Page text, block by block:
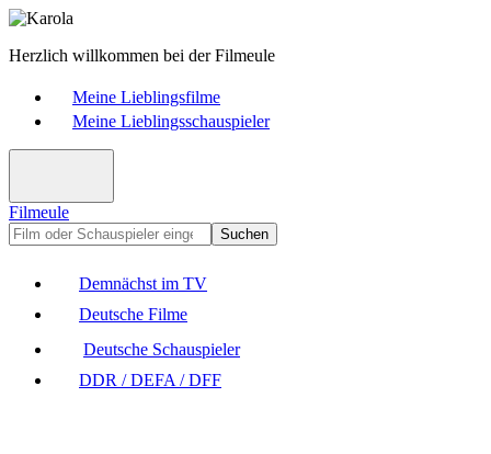
Herzlich willkommen bei der Filmeule
Meine Lieblingsfilme
Meine Lieblingsschauspieler
Filmeule
Suchen
Demnächst im TV
Deutsche Filme
Deutsche Schauspieler
DDR / DEFA / DFF